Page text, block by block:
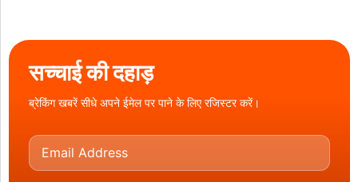
सच्चाई की दहाड़
ब्रेकिंग खबरें सीधे अपने ईमेल पर पाने के लिए रजिस्टर करें।